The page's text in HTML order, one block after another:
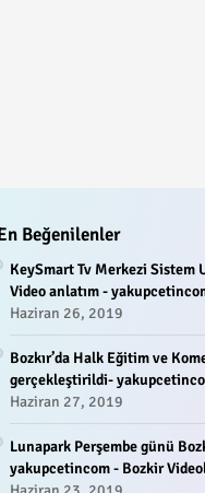
Beğenilenler
KeySmart Tv Merkezi Sistem
Video anlatım -
Haziran 26, 2019
Bozkır’da Halk Eğitim ve
gerçekleştirildi-
Haziran 27, 2019
Lunapark Perşembe günü
yakupcetincom - Bozkir